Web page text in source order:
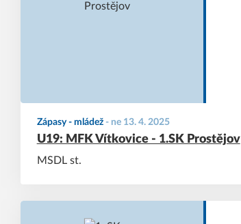
Zápasy - mládež- ne 13. 4. 2025
U19: MFK Vítkovice - 1.SK Prostějov
MSDL st.